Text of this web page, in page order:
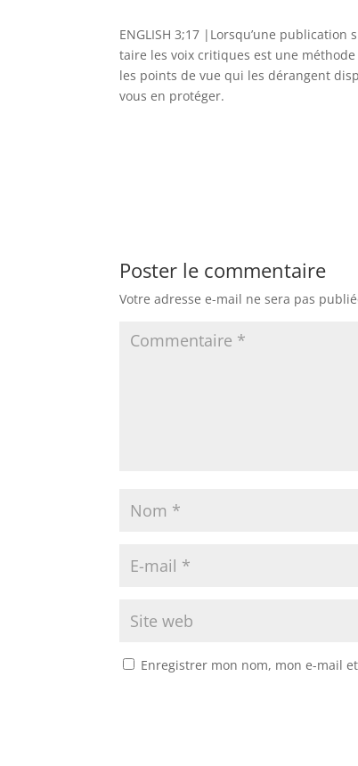
ENGLISH 3;17 |Lorsqu’une publication
taire les voix critiques est une
les points de vue qui les dérangent
vous en protéger.
Poster le commentaire
Votre adresse e-mail ne sera pas
Enregistrer mon nom, mon e-mail